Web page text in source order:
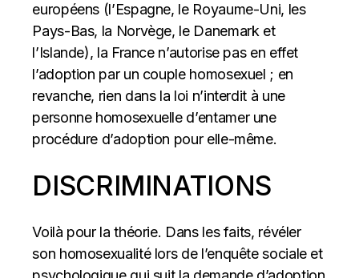
européens (l’Espagne, le Royaume-Uni, les
Pays-Bas, la Norvège, le Danemark et
l’Islande), la France n’autorise pas en effet
l’adoption par un couple homosexuel ; en
revanche, rien dans la loi n’interdit à une
personne homosexuelle d’entamer une
procédure d’adoption pour elle-même.
DISCRIMINATIONS
Voilà pour la théorie. Dans les faits, révéler
son homosexualité lors de l’enquête sociale et